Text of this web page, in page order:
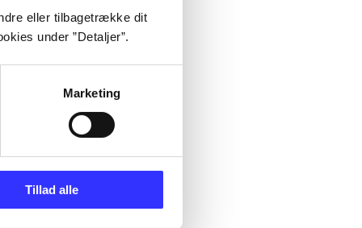
eller tilbagetrække dit
under ”Detaljer”.
Marketing
Tillad alle